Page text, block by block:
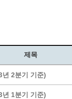
관광 편의
관광 호텔업
관광객 이
제목
년 2분기 기준)
년 1분기 기준)